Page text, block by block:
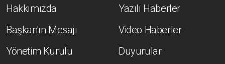
Hakkımızda
Başkan'ın Mesajı
Yönetim Kurulu
Yazılı Haberler
Video Haberler
Duyurular